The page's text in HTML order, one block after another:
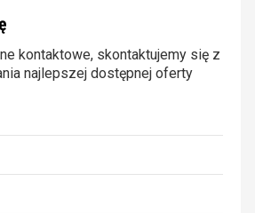
kontaktowe, skontaktujemy się z
najlepszej dostępnej oferty